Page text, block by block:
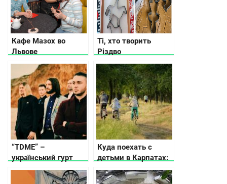
Кафе Мазох во
Львове
Ті, хто творить
Різдво
“TDME” –
український гурт
зняв відео про
героїчну втечу з
Куда поехать с
детьми в Карпатах:
выбор отеля